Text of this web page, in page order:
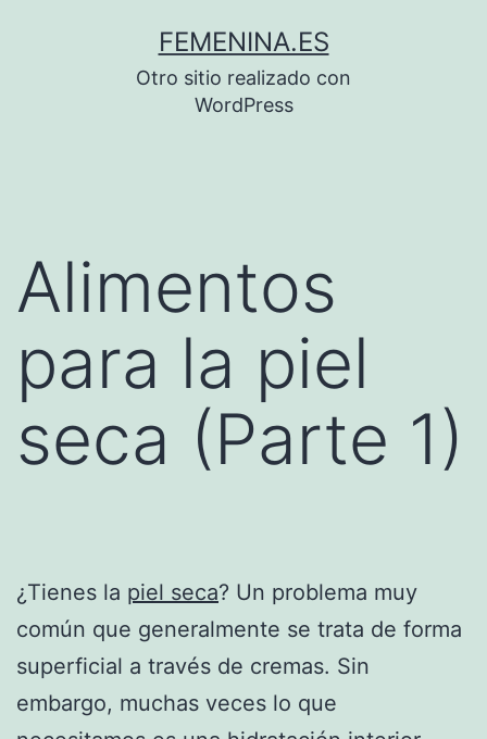
FEMENINA.ES
Otro sitio realizado con
WordPress
Alimentos
para la piel
seca (Parte 1)
¿Tienes la piel seca? Un problema muy
común que generalmente se trata de forma
superficial a través de cremas. Sin
embargo, muchas veces lo que